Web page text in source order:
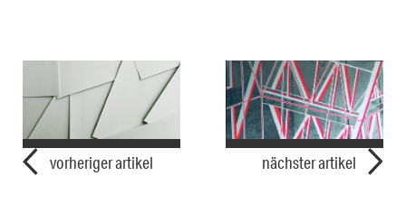
vorheriger artikel nächster artikel